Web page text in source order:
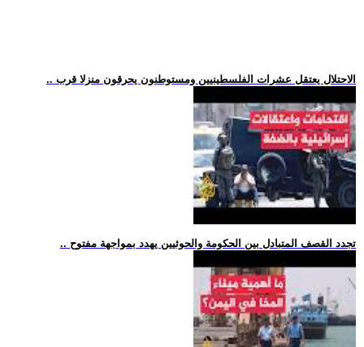
.. الاحتلال يعتقل عشرات الفلسطينيين ومستوطنون يحرقون منزلا قرب
.. تجدد القصف المتبادل بين الحكومة والحوثيين يهدد بمواجهة مفتوح